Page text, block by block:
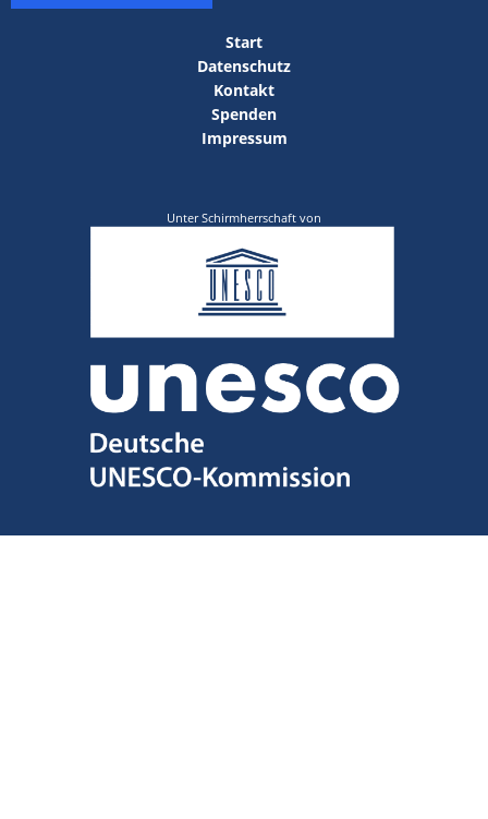
Start
Datenschutz
Kontakt
Spenden
Impressum
Unter Schirmherrschaft von